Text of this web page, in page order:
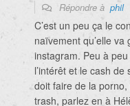
Répondre à phil
C’est un peu ça le
naïvement qu’elle
instagram. Peu à
l’intérêt et le cash
doit faire de la
trash, parlez en à